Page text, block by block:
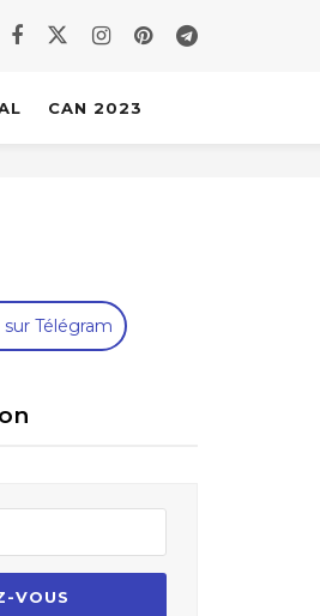
CAN 2023
Télégram